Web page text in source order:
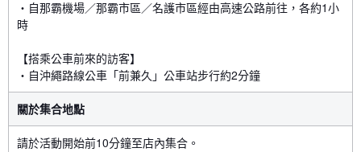
・自那霸機場／那霸市區／名護市區經由高速公路前往，各約1小
時
【搭乘公車前來的訪客】
・自沖繩路線公車「前兼久」公車站步行約2分鐘
關於集合地點
請於活動開始前10分鐘至店內集合。